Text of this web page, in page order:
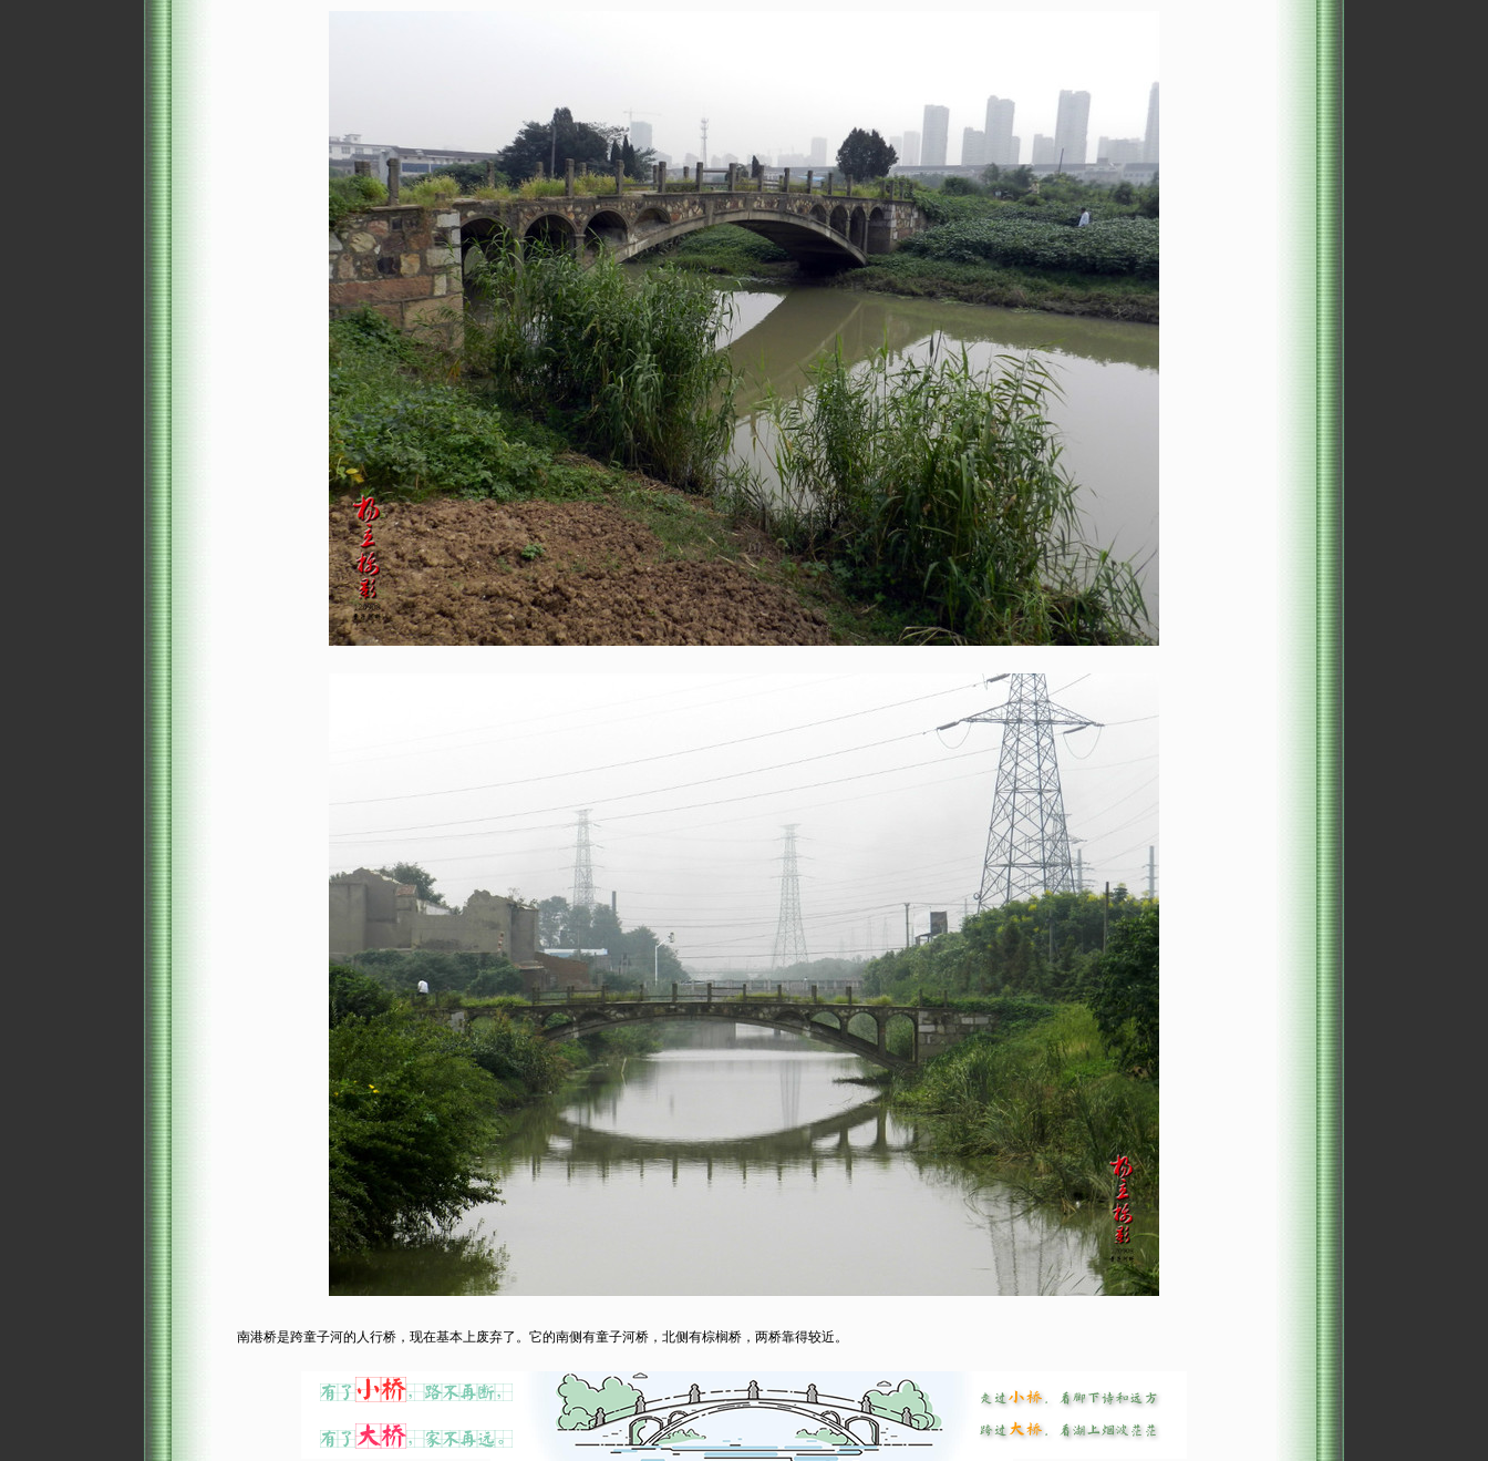
南港桥是跨童子河的人行桥，现在基本上废弃了。它的南侧有童子河桥，北侧有棕榈桥，两桥靠得较近。